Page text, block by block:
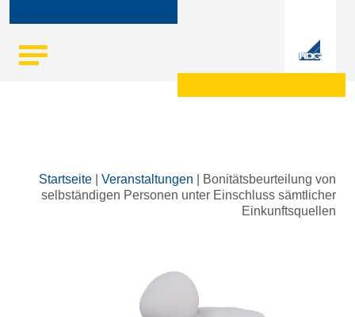
Startseite Veranstaltungen
Bonitätsbeurteilung von
selbständigen Personen unter Einschluss sämtlicher
Einkunftsquellen